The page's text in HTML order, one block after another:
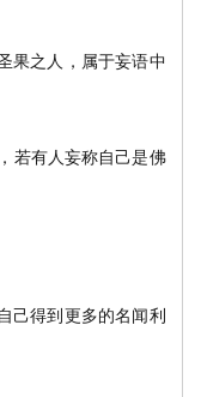
果之人，属于妄语中
若有人妄称自己是佛
己得到更多的名闻利